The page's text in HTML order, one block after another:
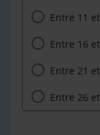
Entre 11
Entre 16
Entre 21
Entre 26